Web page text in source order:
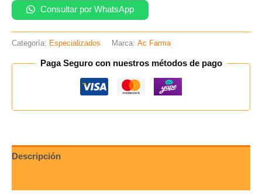
Consultar por WhatsApp
Categoría: Especializados Marca: Ac Farma
Paga Seguro con nuestros métodos de pago
Descripción